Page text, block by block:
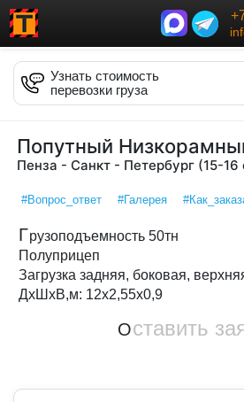
Узнать стоимость
перевозки груза
Попутный
Пенза - Санкт - Петербург (15-16
#Вопрос_ответ #Галерея
Грузоподъемность 50тн
Полуприцеп
Загрузка задняя, боковая,
ДxШxВ,м: 12x2,55x0,9
Оставить